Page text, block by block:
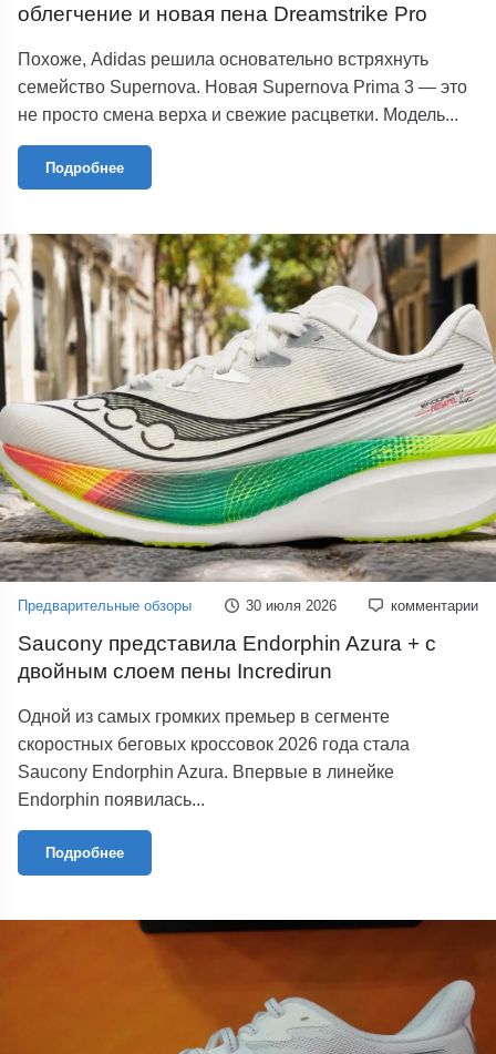
облегчение и новая пена Dreamstrike Pro
Похоже, Adidas решила основательно встряхнуть
семейство Supernova. Новая Supernova Prima 3 — это
не просто смена верха и свежие расцветки. Модель...
Подробнее
Предварительные обзоры 30 июля 2026 комментарии
Saucony представила Endorphin Azura + с
двойным слоем пены Incredirun
Одной из самых громких премьер в сегменте
скоростных беговых кроссовок 2026 года стала
Saucony Endorphin Azura. Впервые в линейке
Endorphin появилась...
Подробнее